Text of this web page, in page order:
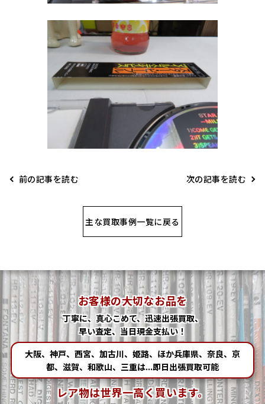
前の記事を読む 次の記事を読む
主な買取事例一覧に戻る
お客様の大切なお品を
丁寧に、真心こめて、迅速出張買取、
早い査定、当日現金支払い！
大阪、神戸、西宮、加古川、姫路、ほか兵庫県、奈良、京
都、滋賀、和歌山、三重は...即日出張買取可能
レア物は世界一高く買います。